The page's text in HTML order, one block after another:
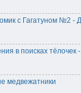
с Гагатуном №2 -
в поисках тёлочек
медвежатники